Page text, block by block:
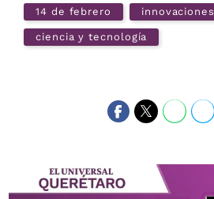
14 de febrero innovaciones
ciencia y tecnología